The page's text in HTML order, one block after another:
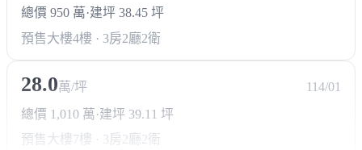
總價 950 萬·建坪 38.45 坪
預售大樓4樓 · 3房2廳2衛
28.0萬/坪
114/01
總價 1,010 萬 ·建坪 39.11 坪
預售大樓7樓 · 3房2廳2衛